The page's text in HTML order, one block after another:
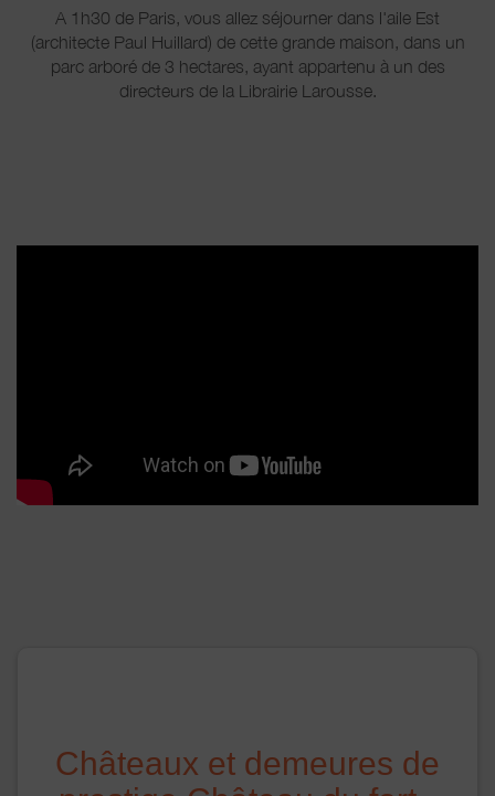
A 1h30 de Paris, vous allez séjourner dans l'aile Est
(architecte Paul Huillard) de cette grande maison, dans un
parc arboré de 3 hectares, ayant appartenu à un des
directeurs de la Librairie Larousse.
Châteaux et demeures de